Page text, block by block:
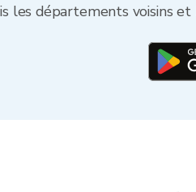
les départements voisins